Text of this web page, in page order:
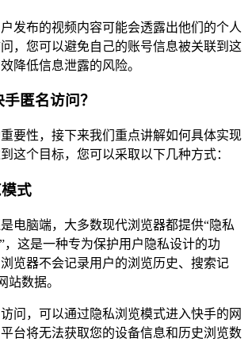
发布的视频内容可能会透露出他们的个人
，您可以避免自己的账号信息被关联到这
降低信息泄露的风险。
匿名访问？
要性，接下来我们重点讲解如何具体实现
这个目标，您可以采取以下几种方式：
式
电脑端，大多数现代浏览器都提供“隐私
，这是一种专为保护用户隐私设计的功
览器不会记录用户的浏览历史、搜索记
站数据。
问，可以通过隐私浏览模式进入快手的网
台将无法获取您的设备信息和历史浏览数